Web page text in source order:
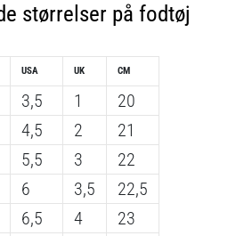
størrelser på fodtøj
USA
3,5
4,5
5,5
6
6,5
UK
1
2
3
3,5
4
CM
20
21
22
22,5
23